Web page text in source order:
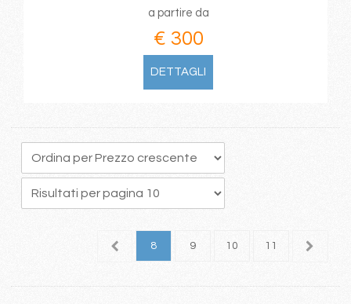
a partire da
€ 300
DETTAGLI
7 8 9 10 11 12